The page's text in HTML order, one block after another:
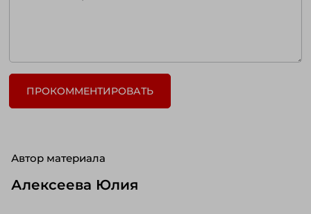
Автор материала
Алексеева Юлия
ПРОКОММЕНТИРОВАТЬ